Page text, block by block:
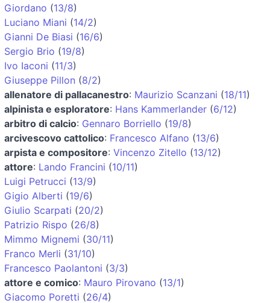
Giordano (13/8)
Luciano Miani (14/2)
Gianni De Biasi (16/6)
Sergio Brio (19/8)
Ivo Iaconi (11/3)
Giuseppe Pillon (8/2)
allenatore di pallacanestro: Maurizio Scanzani (18/11)
alpinista e esploratore: Hans Kammerlander (6/12)
arbitro di calcio: Gennaro Borriello (19/8)
arcivescovo cattolico: Francesco Alfano (13/6)
arpista e compositore: Vincenzo Zitello (13/12)
attore: Lando Francini (10/11)
Luigi Petrucci (13/9)
Gigio Alberti (19/6)
Giulio Scarpati (20/2)
Patrizio Rispo (26/8)
Mimmo Mignemi (30/11)
Franco Merli (31/10)
Francesco Paolantoni (3/3)
attore e comico: Mauro Pirovano (13/1)
Giacomo Poretti (26/4)